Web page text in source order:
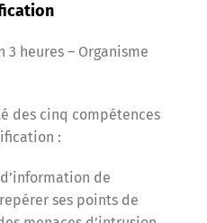
heures – Organisme
des cinq compétences
:
de
ses points de